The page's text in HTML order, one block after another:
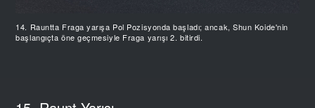
14. Rauntta Fraga yarışa Pol Pozisyonda başladı; ancak, Shun Koide'nin
başlangıçta öne geçmesiyle Fraga yarışı 2. bitirdi.